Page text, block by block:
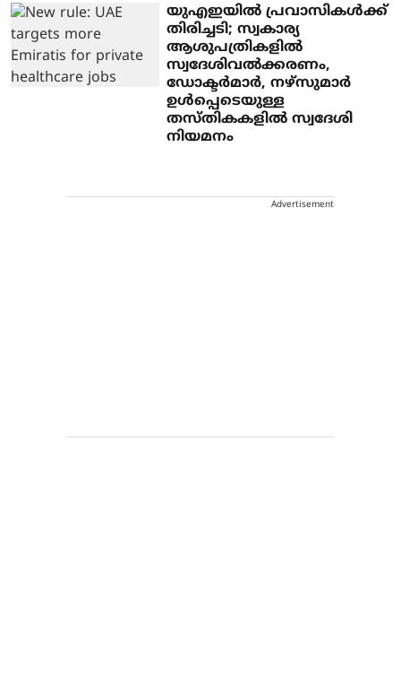
യുഎഇയില്‍ പ്രവാസികള്‍ക്ക്
തിരിച്ചടി; സ്വകാര്യ
ആശുപത്രികളില്‍
സ്വദേശിവല്‍ക്കരണം,
ഡോക്ടര്‍മാര്‍, നഴ്‌സുമാര്‍
ഉള്‍പ്പെടെയുള്ള
തസ്തികകളില്‍ സ്വദേശി
നിയമനം
Advertisement